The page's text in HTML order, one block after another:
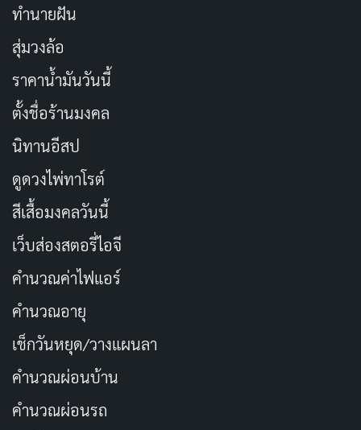
คริสโตเฟอร์ โนแลน
ร่วมกับนักแสดง ซิลเลียน เมอร์ฟี่ ระหว่างการถ่ายทำ
Oppenheimer
กล้อง IMAX ที่บันทึกภาพความละเอียดสูง
IMAX ใช้กล้องพิเศษที่บันทึกภาพด้วยความละเอียดสูงกว่า
กล้องทั่วไป ทำให้ภาพยนตร์มีความคมชัดและรายละเอียด
เครื่องฉายภาพ IMAX ที่ให้ภาพสว่างคมชัด
ทำนายฝัน
สุ่มวงล้อ
ราคาน้ำมันวันนี้
ตั้งชื่อร้านมงคล
นิทานอีสป
ดูดวงไพ่ทาโรต์
สีเสื้อมงคลวันนี้
เว็บส่องสตอรี่ไอจี
คำนวณค่าไฟแอร์
คำนวณอายุ
เช็กวันหยุด/วางแผนลา
คำนวณผ่อนบ้าน
คำนวณผ่อนรถ